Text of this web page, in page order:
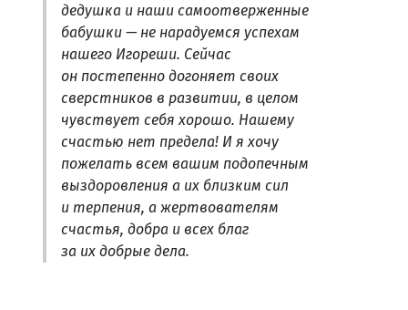
дедушка и наши самоотверженные
бабушки — не нарадуемся успехам
нашего Игореши. Сейчас
он постепенно догоняет своих
сверстников в развитии, в целом
чувствует себя хорошо. Нашему
счастью нет предела! И я хочу
пожелать всем вашим подопечным
выздоровления а их близким сил
и терпения, а жертвователям
счастья, добра и всех благ
за их добрые дела.